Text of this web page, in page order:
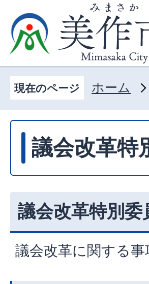
現在のページ ホーム
議会改革特
議会改革特別委
議会改革に関する